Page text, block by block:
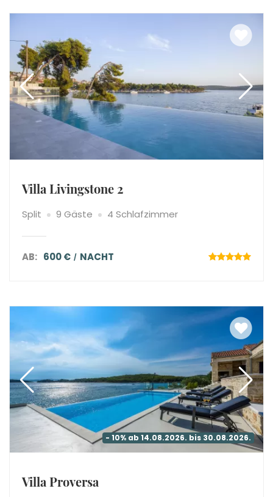
Villa Livingstone 2
Split 9 Gäste 4 Schlafzimmer
AB: 600 € NACHT
- 10% ab 14.08.2026. bis 30.08.2026.
Villa Proversa